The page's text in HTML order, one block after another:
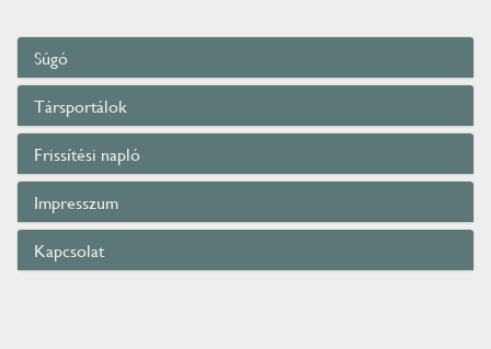
Súgó
Társportálok
Frissítési napló
Impresszum
Kapcsolat